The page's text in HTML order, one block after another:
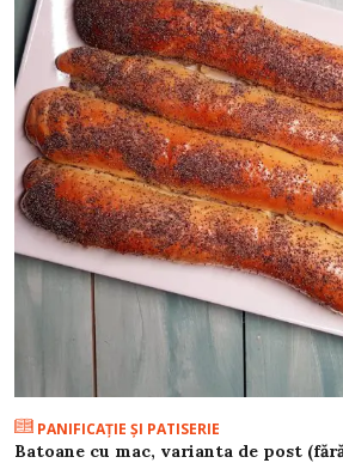
PANIFICAŢIE ŞI PATISERIE
Batoane cu mac, varianta de post